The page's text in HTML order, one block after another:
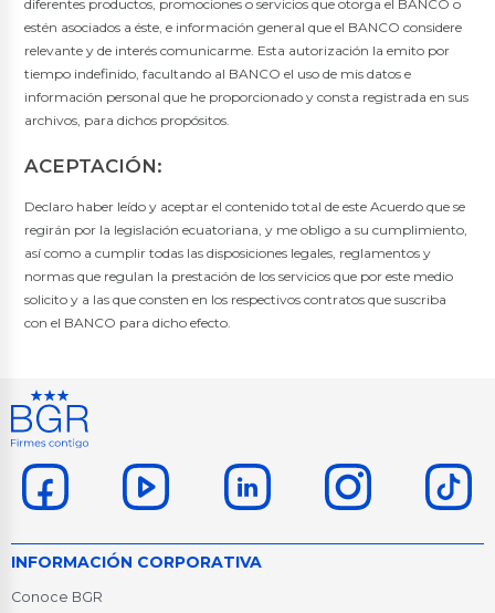
diferentes productos, promociones o servicios que otorga el BANCO o
estén asociados a éste, e información general que el BANCO considere
relevante y de interés comunicarme. Esta autorización la emito por
tiempo indefinido, facultando al BANCO el uso de mis datos e
información personal que he proporcionado y consta registrada en sus
archivos, para dichos propósitos.
ACEPTACIÓN:
Declaro haber leído y aceptar el contenido total de este Acuerdo que se
regirán por la legislación ecuatoriana, y me obligo a su cumplimiento,
así como a cumplir todas las disposiciones legales, reglamentos y
normas que regulan la prestación de los servicios que por este medio
solicito y a las que consten en los respectivos contratos que suscriba
con el BANCO para dicho efecto.
INFORMACIÓN CORPORATIVA
Conoce BGR